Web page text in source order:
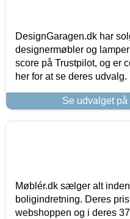
DesignGaragen.dk har
designermøbler og
score på Trustpilot, og er
her for at se deres udvalg.
Se udvalget
Møblér.dk sælger alt
boligindretning. Deres
webshoppen og i deres